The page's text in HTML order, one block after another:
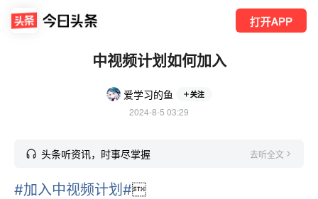
打开APP
中视频计划如何加入
爱学习的鱼 关注
2024-8-5 03:29
头条听资讯，时事尽掌握 去听全文
#加入中视频计划#